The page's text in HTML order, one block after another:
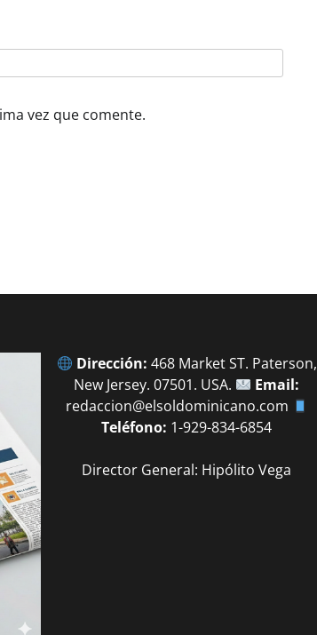
vez que comente.
Dirección: 468 Market ST. Paterson,
New Jersey. 07501. USA.
Email:
redaccion@elsoldominicano.com
Teléfono: 1-929-834-6854
Director General: Hipólito Vega